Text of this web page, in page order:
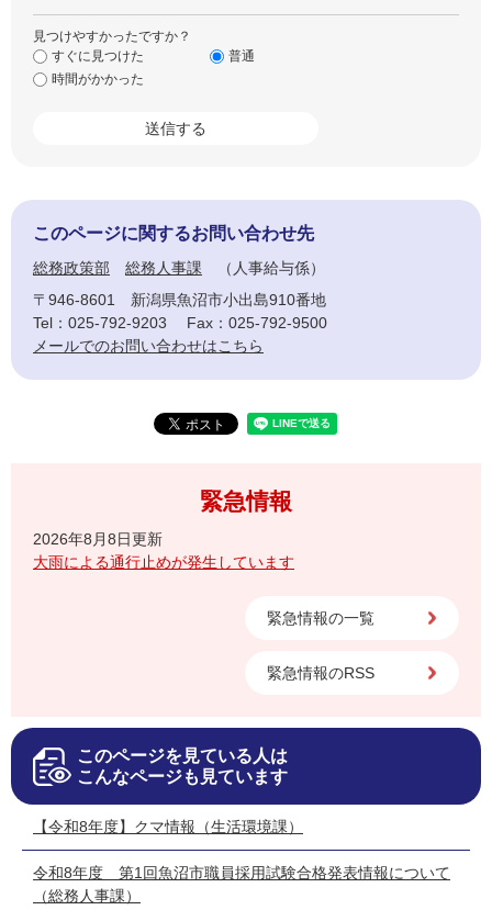
見つけやすかったですか？
すぐに見つけた
普通
時間がかかった
このページに関するお問い合わせ先
総務政策部 総務人事課
人事給与係
〒946-8601
新潟県魚沼市小出島910番地
Tel：025-792-9203
Fax：025-792-9500
メールでのお問い合わせはこちら
緊急情報
2026年8月8日更新
大雨による通行止めが発生しています
緊急情報の一覧
緊急情報のRSS
このページを見ている人は
こんなページも見ています
【令和8年度】クマ情報（生活環境課）
令和8年度 第1回魚沼市職員採用試験合格発表情報について
（総務人事課）